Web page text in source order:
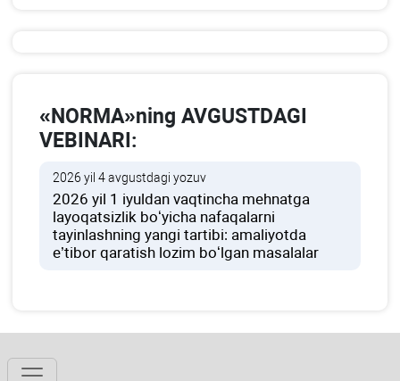
«NORMA»ning AVGUSTDAGI
VEBINARI:
2026 yil 4 avgustdagi yozuv
2026 yil 1 iyuldan vaqtincha mehnatga
layoqatsizlik boʻyicha nafaqalarni
tayinlashning yangi tartibi: amaliyotda
e’tibor qaratish lozim boʻlgan masalalar